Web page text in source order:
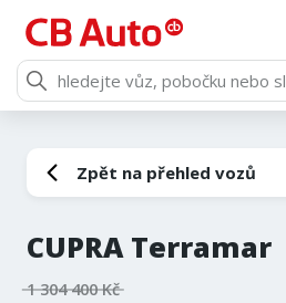
Zpět na přehled vozů
CUPRA Terramar
1 304 400 Kč